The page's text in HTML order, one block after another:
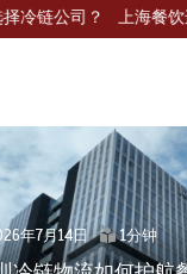
上海餐饮连锁加速，
年7月14日 1分钟